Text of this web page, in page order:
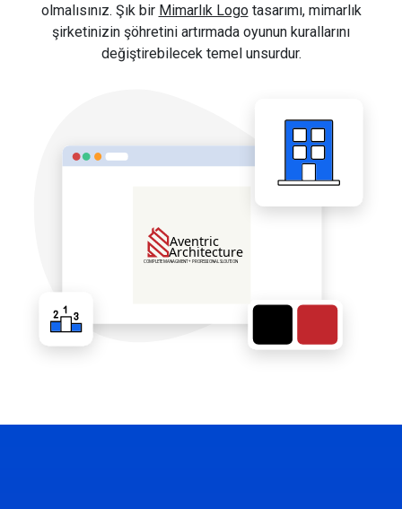
olmalısınız. Şık bir Mimarlık Logotasarımı, mimarlık
şirketinizin şöhretini artırmada oyunun kurallarını
değiştirebilecek temel unsurdur.